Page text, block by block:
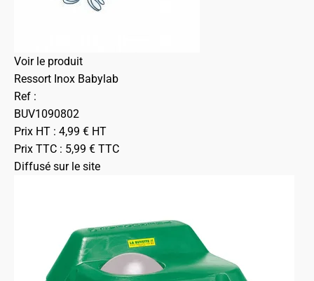
Voir le produit
Ressort Inox Babylab
Ref :
BUV1090802
Prix HT : 4,99 € HT
Prix TTC : 5,99 € TTC
Diffusé sur le site